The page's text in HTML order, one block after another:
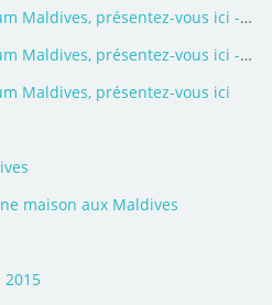
Nouveaux membres du forum Maldives, présentez-vous ici - 2021
Nouveaux membres du forum Maldives, présentez-vous ici - 2018
Maldives, présentez-vous ici
maison aux Maldives
2015